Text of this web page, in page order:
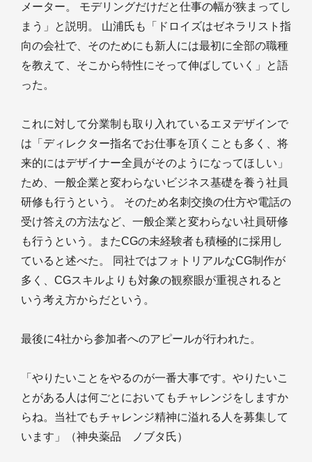
メーター。 モデリングだけだと仕事の幅が狭まってし
まう」と説明。 山浦氏も「ドロイズはゼネラリスト指
向の会社で、そのためにも新人には最初に全部の職種
を教えて、そこから特性にそって伸ばしていく」と語
った。
これに対して分業制も取り入れているエヌデザインで
は「ディレクター指名でお仕事を頂くことも多く、将
来的にはデザイナー全員がそのようになってほしい」
ため、一般企業と変わらないビジネス基礎を養う社員
研修も行うという。 そのため名刺交換の仕方や電話の
受け答えの方法など、一般企業と変わらない社員研修
も行うという。またCGの未経験者も積極的に採用し
ていると述べた。 同社ではフォトリアルなCG制作が
多く、CGスキルよりも対象の観察眼が重視されると
いう考え方からだという。
最後に4社から参加者へのアピールが行われた。
「やりたいことをやるのが一番大事です。やりたいこ
とがある人は何ごとにおいてもチャレンジをしますか
らね。当社でもチャレンジ精神に溢れる人を募集して
います」（神央薬品 ノブタ氏）